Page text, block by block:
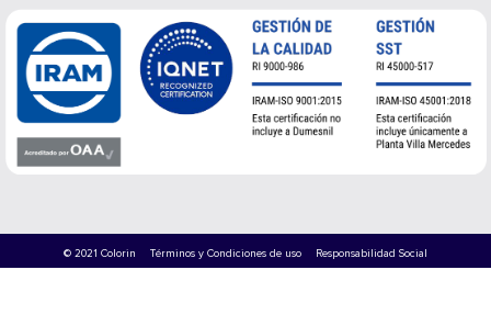
© 2021 Colorin Términos y Condiciones de uso Responsabilidad Social